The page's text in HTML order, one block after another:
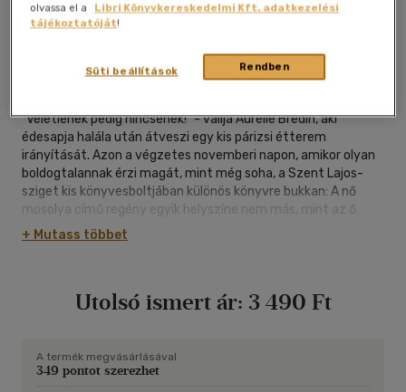
magyar nyelvű|keménytábla,
védőborító|288 oldal
"Véletlenek pedig nincsenek!" - vallja Aurélie Bredin, aki
édesapja halála után átveszi egy kis párizsi étterem
irányítását. Azon a végzetes novemberi napon, amikor olyan
boldogtalannak érzi magát, mint még soha, a Szent Lajos-
sziget kis könyvesboltjában különös könyvre bukkan: A nő
mosolya című regény egyik helyszíne nem más, mint az ő
vendéglője, a főhősnő pedig mintha... Nem, ilyen nincs! Aurélie
elhatározza, hogy utánajár a rejtélynek: meg kell ismerkednie
postaládájába pottyan. Találkozásuk azonban egészen
+ Mutass többet
Utolsó ismert ár: 3 490 Ft
A termék megvásárlásával
349 pontot szerezhet
olvassa el a
Libri Könyvkereskedelmi Kft. adatkezelési
tájékoztatóját!
Rendben
Süti beállítások